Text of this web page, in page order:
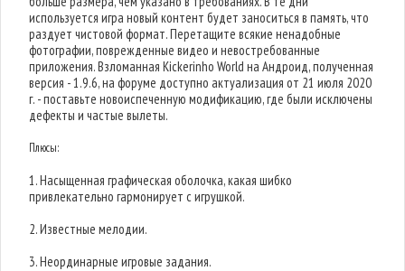
используется игра новый контент будет заноситься в память, что
раздует чистовой формат. Перетащите всякие ненадобные
фотографии, поврежденные видео и невостребованные
приложения. Взломанная Kickerinho World на Андроид, полученная
версия - 1.9.6, на форуме доступно актуализация от 21 июля 2020
г. - поставьте новоиспеченную модификацию, где были исключены
дефекты и частые вылеты.
Плюсы:
1. Насыщенная графическая оболочка, какая шибко
привлекательно гармонирует с игрушкой.
2. Известные мелодии.
3. Неординарные игровые задания.